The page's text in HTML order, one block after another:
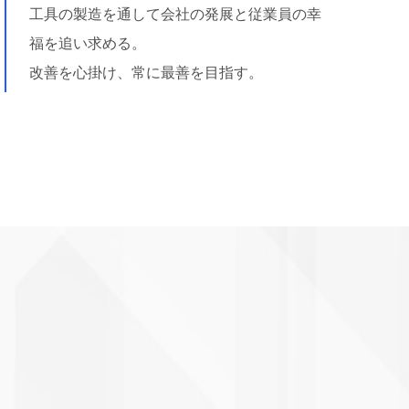
工具の製造を通して会社の発展と従業員の幸
福を追い求める。
改善を心掛け、常に最善を目指す。